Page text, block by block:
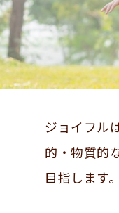
ジョイフル
的・物質的
目指します